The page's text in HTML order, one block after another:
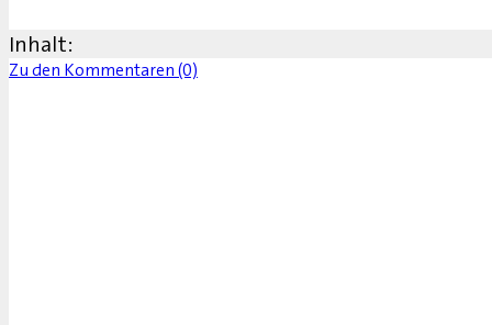
Inhalt:
Zu den Kommentaren (0)